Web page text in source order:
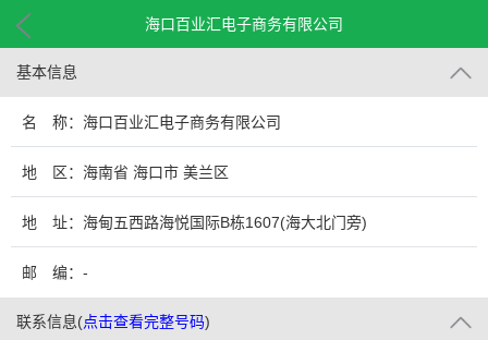
海口百业汇电子商务有限公司
基本信息
名 称：海口百业汇电子商务有限公司
地 区：海南省 海口市 美兰区
地 址：海甸五西路海悦国际B栋1607(海大北门旁)
邮 编：-
联系信息(点击查看完整号码)